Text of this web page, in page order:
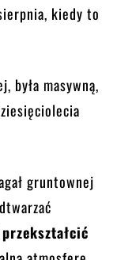
kiedy to
była masywną,
gruntownej